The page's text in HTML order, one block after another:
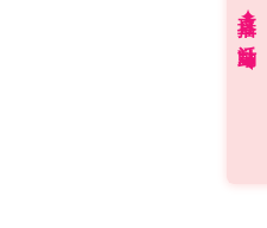
直播✦活動